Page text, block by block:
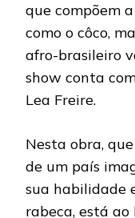
que compõem
como o côco,
afro-brasileiro
show conta
Lea Freire.
Nesta obra,
de um país
sua habilidade
rabeca, está